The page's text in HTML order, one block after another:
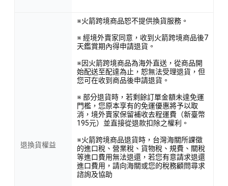
退換貨權益
※火箭跨境商品恕不提供換貨服務。
※ 經境外賣家同意，收到火箭跨境商品後7
天鑑賞期內得申請退貨。
※因火箭跨境商品為海外直送，從商品開
始配送至配達為止，恕無法受理退貨，但
您可在收到商品後申請退貨。
※ 部分退貨時，若剩餘訂單金額未達免運
門檻，您原本享有的免運優惠將予以取
消，境外賣家保留補收去程運費（新臺幣
195元）並直接從退款扣除之權利。
※火箭跨境商品退貨時，台灣海關所課徵
的進口稅、營業稅、貨物稅、規費、關稅
等進口費用無法退還，若您有意請求退還
進口費用，請向海關或您的稅務顧問尋求
諮詢及協助